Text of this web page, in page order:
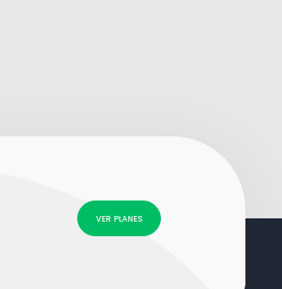
VER PLANES